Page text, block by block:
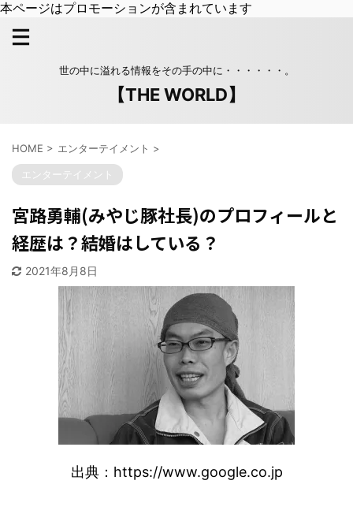
本ページはプロモーションが含まれています
世の中に溢れる情報をその手の中に・・・・・・。
【THE WORLD】
HOME > エンターテイメント >
エンターテイメント
宮路勇輔(みやじ豚社長)のプロフィールと
経歴は？結婚はしている？
2021年8月8日
出典：https://www.google.co.jp